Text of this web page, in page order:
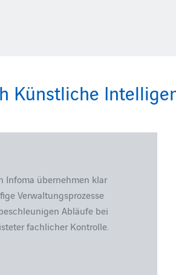
Künstliche
Infoma übernehmen klar
Verwaltungsprozesse
Abläufe bei
fachlicher Kontrolle.